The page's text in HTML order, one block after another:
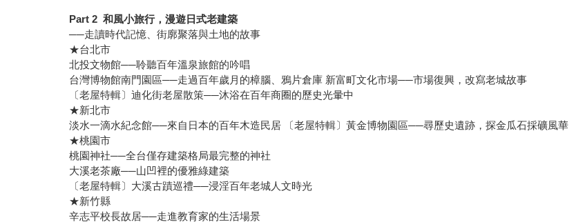
Part 2和風小旅行，漫遊日式老建築
──走讀時代記憶、街廓聚落與土地的故事
★台北市
北投文物館──聆聽百年溫泉旅館的吟唱
台灣博物館南門園區──走過百年歲月的樟腦、鴉片倉庫 新富町文化市場──市場復興，改寫老城故事
〔老屋特輯〕迪化街老屋散策──沐浴在百年商圈的歷史光暈中
★新北市
淡水一滴水紀念館──來自日本的百年木造民居 〔老屋特輯〕黃金博物園區──尋歷史遺跡，探金瓜石採礦風華
★桃園市
桃園神社──全台僅存建築格局最完整的神社
大溪老茶廠──山凹裡的優雅綠建築
〔老屋特輯〕大溪古蹟巡禮──浸淫百年老城人文時光
★新竹縣
辛志平校長故居──走進教育家的生活場景